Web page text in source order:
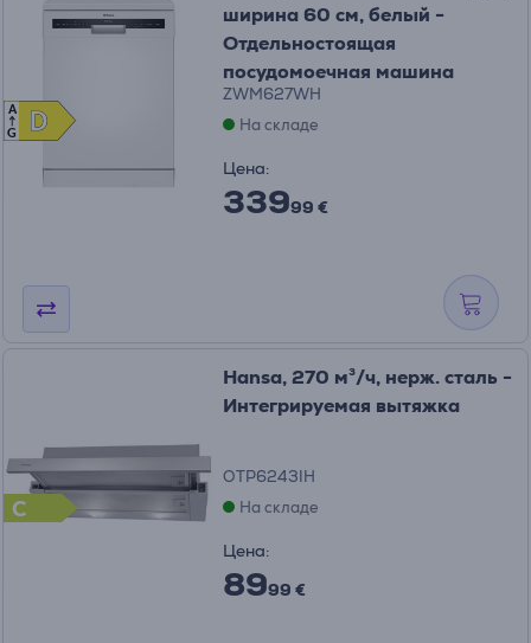
D
D
A
G
ширина 60 см, белый -
Отдельностоящая
посудомоечная машина
ZWM627WH
На складе
Цена:
33999 €
C
Hansa, 270 м³/ч, нерж. сталь -
Интегрируемая вытяжка
OTP6243IH
На складе
Цена:
8999 €